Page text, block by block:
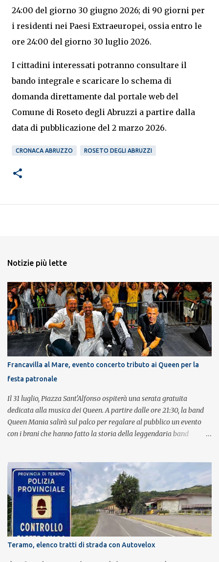
24:00 del giorno 30 giugno 2026; di 90 giorni per
i residenti nei Paesi Extraeuropei, ossia entro le
ore 24:00 del giorno 30 luglio 2026.
I cittadini interessati potranno consultare il
bando integrale e scaricare lo schema di
domanda direttamente dal portale web del
Comune di Roseto degli Abruzzi a partire dalla
data di pubblicazione del 2 marzo 2026.
CRONACA ABRUZZO ROSETO DEGLI ABRUZZI
Notizie più lette
Francavilla al Mare, evento concerto tributo ai Queen per la
festa patronale
Il 31 luglio, Piazza Sant'Alfonso ospiterà una serata gratuita
dedicata alla musica dei Queen. A partire dalle ore 21:30, la band
Queen Mania salirà sul palco per regalare al pubblico un evento
con i brani che hanno fatto la storia della leggendaria band
con grande successo la passione e l'energia del celebre gruppo. Lo
spettacolo si inserisce nell'ambito dei festeggiamenti in onore di
Sant'Alfonso, il santo patrono della città. La formazione sul palco è
composta da Simone Fortuna alla batteria e voce, Fabrizio
Palermo al basso e voce, Tiziano Giampieri alla chitarra e voce, e
Salvo Vinci alla voce. Salvo Vinci è la voce scelta direttamente da
Brian May e Roger Taylor per il musical We Will Rock You.
Teramo, elenco tratti di strada con Autovelox